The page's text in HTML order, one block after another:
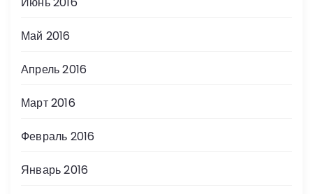
Май 2016
Апрель 2016
Март 2016
Февраль 2016
Январь 2016